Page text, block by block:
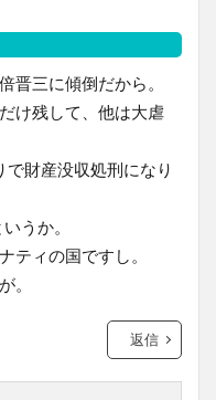
晋三に傾倒だから。
け残して、他は大虐
財産没収処刑になり
うか。
ティの国ですし。
。
返信